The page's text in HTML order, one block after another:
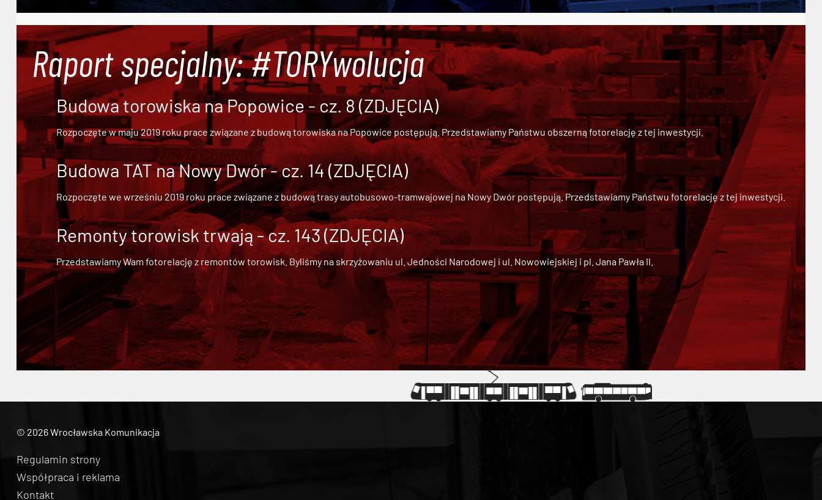
Raport specjalny: #TORYwolucja
Budowa torowiska na Popowice - cz. 8 (ZDJĘCIA)
Rozpoczęte w maju 2019 roku prace związane z budową torowiska na Popowice postępują. Przedstawiamy Państwu obszerną fotorelację z tej inwestycji.
Budowa TAT na Nowy Dwór - cz. 14 (ZDJĘCIA)
Rozpoczęte we wrześniu 2019 roku prace związane zbudową trasy autobusowo-tramwajowej na Nowy Dwórpostępują. Przedstawiamy Państwu fotorelację z tej inwestycji.
Remonty torowisk trwają - cz. 143 (ZDJĘCIA)
Przedstawiamy Wam fotorelację z remontów torowisk. Byliśmy na skrzyżowaniu ul. Jedności Narodowej i ul. Nowowiejskiej i pl. Jana Pawła II.
© 2026 Wrocławska Komunikacja
Regulamin strony
Współpraca i reklama
Kontakt